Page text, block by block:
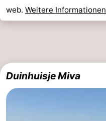
web. Weitere Informationen
Duinhuisje Miva